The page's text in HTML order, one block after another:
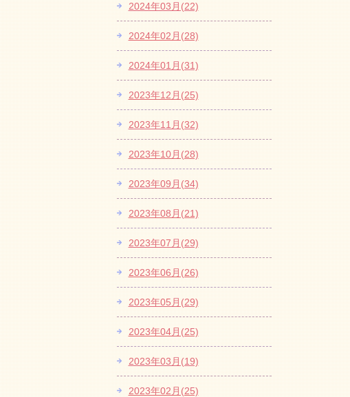
2024年03月(22)
2024年02月(28)
2024年01月(31)
2023年12月(25)
2023年11月(32)
2023年10月(28)
2023年09月(34)
2023年08月(21)
2023年07月(29)
2023年06月(26)
2023年05月(29)
2023年04月(25)
2023年03月(19)
2023年02月(25)